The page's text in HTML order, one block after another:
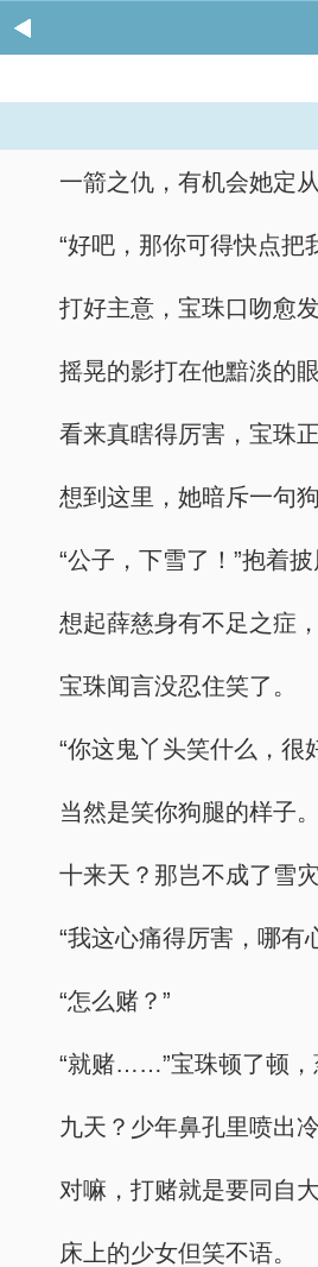
一箭之仇，有机会她定
“好吧，那你可得快点把
打好主意，宝珠口吻愈
摇晃的影打在他黯淡的
看来真瞎得厉害，宝珠
想到这里，她暗斥一句狗
“公子，下雪了！”抱着
想起薛慈身有不足之症
宝珠闻言没忍住笑了。
“你这鬼丫头笑什么，很
当然是笑你狗腿的样子
十来天？那岂不成了雪
“我这心痛得厉害，哪有
“怎么赌？”
“就赌……”宝珠顿了顿，
九天？少年鼻孔里喷出
对嘛，打赌就是要同自
床上的少女但笑不语。